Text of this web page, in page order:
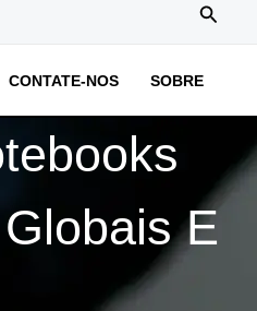
搜
CONTATE-NOS SOBRE
E